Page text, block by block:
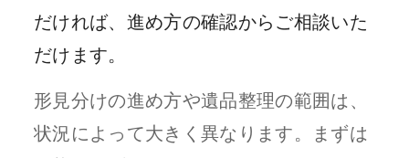
だければ、進め方の確認からご相談いた
だけます。
形見分けの進め方や遺品整理の範囲は、
状況によって大きく異なります。まずは